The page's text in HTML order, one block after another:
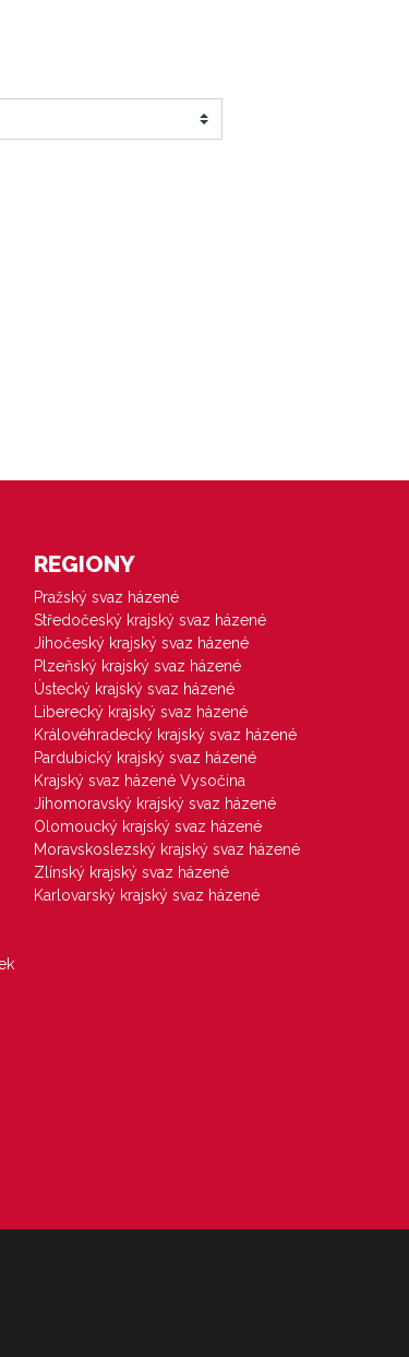
REGIONY
Pražský svaz házené
Středočeský krajský svaz házené
Jihočeský krajský svaz házené
Plzeňský krajský svaz házené
Ústecký krajský svaz házené
Liberecký krajský svaz házené
Královéhradecký krajský svaz házené
Pardubický krajský svaz házené
Krajský svaz házené Vysočina
Jihomoravský krajský svaz házené
Olomoucký krajský svaz házené
Moravskoslezský krajský svaz házené
Zlínský krajský svaz házené
Karlovarský krajský svaz házené